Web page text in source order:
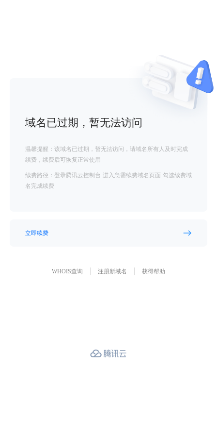
域名已过期，暂无法访问
温馨提醒：该域名已过期，暂无法访问，请域名所有人及时完成
续费，续费后可恢复正常使用
续费路径：登录腾讯云控制台-进入急需续费域名页面-勾选续费域
名完成续费
立即续费
WHOIS查询 注册新域名 获得帮助